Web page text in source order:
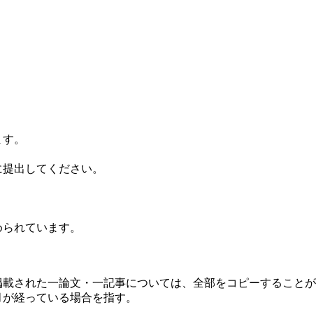
。
出してください。
れています。
された一論文・一記事については、全部をコピーすること
経っている場合を指す。